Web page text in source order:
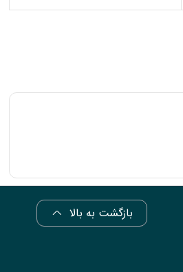
بازگشت به بالا